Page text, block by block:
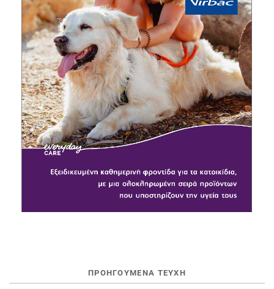
ΠΡΟΗΓΟΥΜΕΝΑ ΤΕΥΧΗ